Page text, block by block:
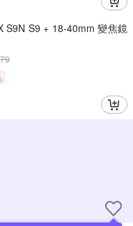
S9N S9 + 18-40mm 變焦鏡